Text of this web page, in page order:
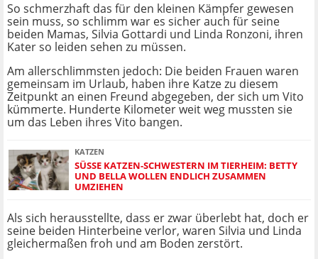
So schmerzhaft das für den kleinen Kämpfer gewesen
sein muss, so schlimm war es sicher auch für seine
beiden Mamas, Silvia Gottardi und Linda Ronzoni, ihren
Kater so leiden sehen zu müssen.
Am allerschlimmsten jedoch: Die beiden Frauen waren
gemeinsam im Urlaub, haben ihre Katze zu diesem
Zeitpunkt an einen Freund abgegeben, der sich um Vito
kümmerte. Hunderte Kilometer weit weg mussten sie
um das Leben ihres Vito bangen.
KATZEN
SÜSSE KATZEN-SCHWESTERN IM TIERHEIM: BETTY U
ND BELLA WOLLEN ENDLICH ZUSAMMEN U
MZIEHEN
Als sich herausstellte, dass er zwar überlebt hat, doch er
seine beiden Hinterbeine verlor, waren Silvia und Linda
gleichermaßen froh und am Boden zerstört.